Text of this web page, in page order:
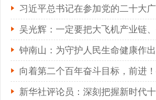
习近平总书记在参加党的二十大
吴光辉：一定要把大飞机产业链
钟南山：为守护人民生命健康作
向着第二个百年奋斗目标，前进
新华社评论员：深刻把握新时代